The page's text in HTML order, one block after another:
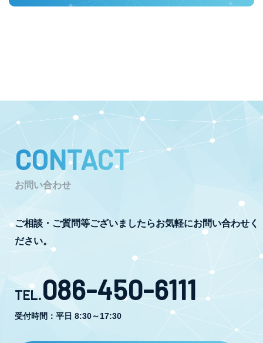
CONTACT
お問い合わせ
ご相談・ご質問等ございましたらお気軽にお問い合わせく
ださい。
TEL.086-450-6111
受付時間：平日 8:30～17:30